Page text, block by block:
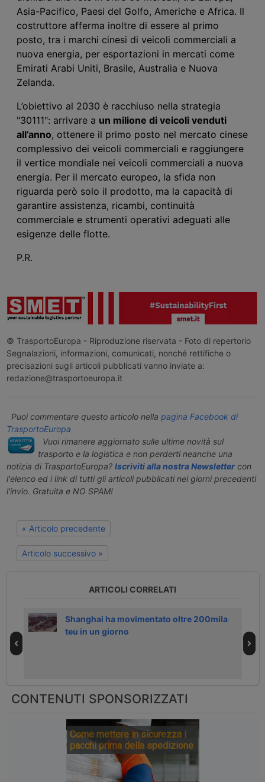
Asia-Pacifico, Paesi del Golfo, Americhe e Africa. Il
costruttore afferma inoltre di essere al primo
posto, tra i marchi cinesi di veicoli commerciali a
nuova energia, per esportazioni in mercati come
Emirati Arabi Uniti, Brasile, Australia e Nuova
Zelanda.
L’obiettivo al 2030 è racchiuso nella strategia
"30111": arrivare a un milione di veicoli venduti
all’anno, ottenere il primo posto nel mercato cinese
complessivo dei veicoli commerciali e raggiungere
il vertice mondiale nei veicoli commerciali a nuova
energia. Per il mercato europeo, la sfida non
riguarda però solo il prodotto, ma la capacità di
garantire assistenza, ricambi, continuità
commerciale e strumenti operativi adeguati alle
esigenze delle flotte.
P.R.
© TrasportoEuropa - Riproduzione riservata - Foto di repertorio
Segnalazioni, informazioni, comunicati, nonché rettifiche o
precisazioni sugli articoli pubblicati vanno inviate a:
redazione@trasportoeuropa.it
Puoi commentare questo articolo nella pagina Facebook di
TrasportoEuropa
Vuoi rimanere aggiornato sulle ultime novità sul
trasporto e la logistica e non perderti neanche una
notizia di TrasportoEuropa? Iscriviti alla nostra Newslettercon
l'elenco ed i link di tutti gli articoli pubblicati nei giorni precedenti
l'invio. Gratuita e NO SPAM!
« Articolo precedente
Articolo successivo »
ARTICOLI CORRELATI
Shanghai ha movimentato oltre 200mila
teu in un giorno
CONTENUTI SPONSORIZZATI
Come mettere in sicurezza i
pacchi prima della spedizione